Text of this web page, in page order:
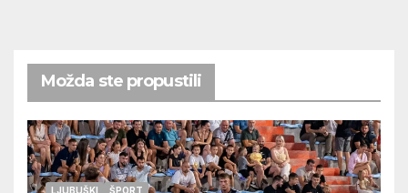
Možda ste propustili
LJUBUŠKI ŠPORT